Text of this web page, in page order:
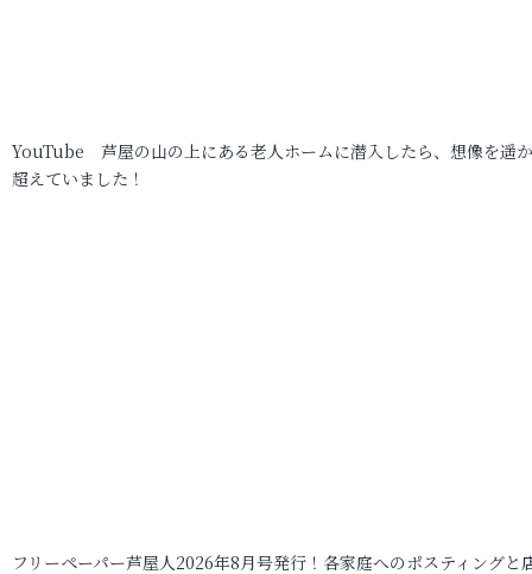
YouTube 芦屋の山の上にある老人ホームに潜入したら、想像を遥
超えていました！
フリーペーパー芦屋人2026年8月号発行！各家庭へのポスティングと